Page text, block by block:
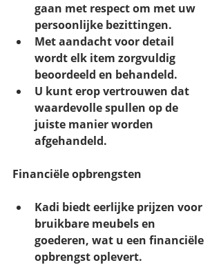
gaan met respect om met uw
persoonlijke bezittingen.
Met aandacht voor detail
wordt elk item zorgvuldig
beoordeeld en behandeld.
U kunt erop vertrouwen dat
waardevolle spullen op de
juiste manier worden
afgehandeld.
Financiële opbrengsten
Kadi biedt eerlijke prijzen voor
bruikbare meubels en
goederen, wat u een financiële
opbrengst oplevert.